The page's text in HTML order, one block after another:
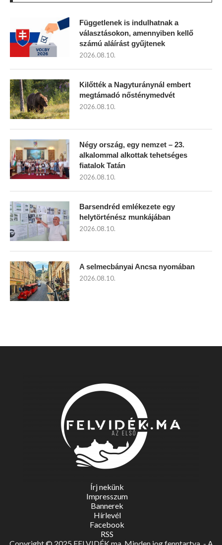
Függetlenek is indulhatnak a
választásokon, amennyiben kellő
számú aláírást gyűjtenek
2026.08.10.
Kilőtték a Nagyturánynál embert
megtámadó nősténymedvét
2026.08.10.
Négy ország, egy nemzet – 23.
alkalommal alkottak tehetséges
fiatalok Tatán
2026.08.10.
Barsendréd emlékezete egy
helytörténész munkájában
2026.08.10.
A selmecbányai Ancsa nyomában
2026.08.10.
Írj nekünk
Impresszum
Bannerek
Hírlevél
Facebook
RSS